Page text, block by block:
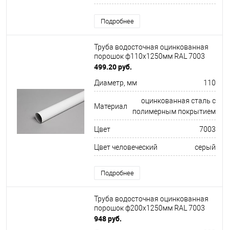
Подробнее
Труба водосточная оцинкованная
порошок ф110х1250мм RAL 7003
499.20 руб.
Диаметр, мм 110
Материал
оцинкованная сталь с
полимерным покрытием
Цвет 7003
Цвет человеческий серый
Подробнее
Труба водосточная оцинкованная
порошок ф200х1250мм RAL 7003
948 руб.